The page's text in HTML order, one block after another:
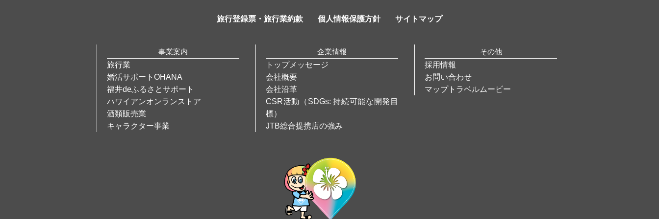
旅行登録票・旅行業約款 個人情報保護方針 サイトマップ
事業案内
旅行業
婚活サポートOHANA
福井deふるさとサポート
ハワイアンオンランストア
酒類販売業
キャラクター事業
企業情報
トップメッセージ
会社概要
会社沿革
CSR活動（SDGs: 持続可能な開発目
標）
JTB総合提携店の強み
その他
採用情報
お問い合わせ
マップトラベルムービー